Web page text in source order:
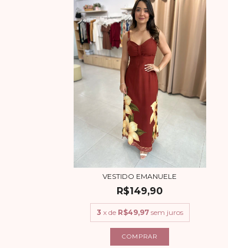
VESTIDO EMANUELE
R$149,90
3 x de R$49,97 sem juros
COMPRAR